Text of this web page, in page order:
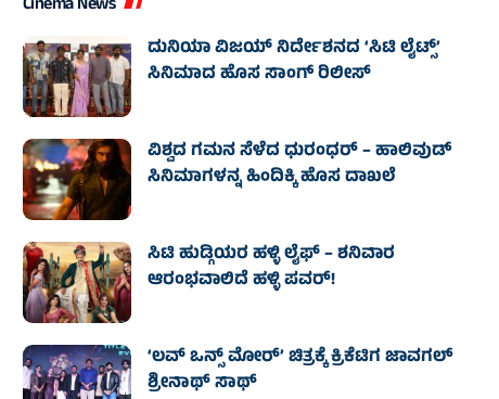
ದುನಿಯಾ ವಿಜಯ್ ನಿರ್ದೇಶನದ ‘ಸಿಟಿ ಲೈಟ್ಸ್’
ಸಿನಿಮಾದ ಹೊಸ ಸಾಂಗ್ ರಿಲೀಸ್
ವಿಶ್ವದ ಗಮನ ಸೆಳೆದ ಧುರಂಧರ್ – ಹಾಲಿವುಡ್‌
ಸಿನಿಮಾಗಳನ್ನ ಹಿಂದಿಕ್ಕಿ ಹೊಸ ದಾಖಲೆ
ಸಿಟಿ ಹುಡ್ಗಿಯರ ಹಳ್ಳಿ ಲೈಫ್‌ – ಶನಿವಾರ
ಆರಂಭವಾಲಿದೆ ಹಳ್ಳಿ ಪವರ್‌!
‘ಲವ್ ಒನ್ಸ್ ಮೋರ್’ ಚಿತ್ರಕ್ಕೆ ಕ್ರಿಕೆಟಿಗ ಜಾವಗಲ್
ಶ್ರೀನಾಥ್ ಸಾಥ್